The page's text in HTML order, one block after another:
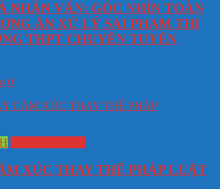
NHÂN VĂN: GÓC NHÌN TOÀN
ÁN XỬ LÝ SAI PHẠM THI
THPT CHUYÊN TUYÊN
0
XÚC THAY THẾ PHÁP LUẬT